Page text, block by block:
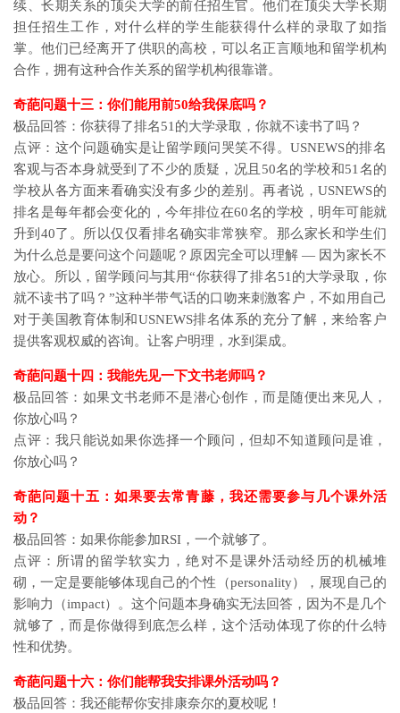
续、长期关系的顶尖大学的前任招生官。他们在顶尖大学长期
担任招生工作，对什么样的学生能获得什么样的录取了如指
掌。他们已经离开了供职的高校，可以名正言顺地和留学机构
合作，拥有这种合作关系的留学机构很靠谱。
奇葩问题十三：你们能用前50给我保底吗？
极品回答：你获得了排名51的大学录取，你就不读书了吗？
点评：这个问题确实是让留学顾问哭笑不得。USNEWS的排名
客观与否本身就受到了不少的质疑，况且50名的学校和51名的
学校从各方面来看确实没有多少的差别。再者说，USNEWS的
排名是每年都会变化的，今年排位在60名的学校，明年可能就
升到40了。所以仅仅看排名确实非常狭窄。那么家长和学生们
为什么总是要问这个问题呢？原因完全可以理解 — 因为家长不
放心。所以，留学顾问与其用“你获得了排名51的大学录取，你
就不读书了吗？”这种半带气话的口吻来刺激客户，不如用自己
对于美国教育体制和USNEWS排名体系的充分了解，来给客户
提供客观权威的咨询。让客户明理，水到渠成。
奇葩问题十四：我能先见一下文书老师吗？
极品回答：如果文书老师不是潜心创作，而是随便出来见人，
你放心吗？
点评：我只能说如果你选择一个顾问，但却不知道顾问是谁，
你放心吗？
奇葩问题十五：如果要去常青藤，我还需要参与几个课外活
动？
极品回答：如果你能参加RSI，一个就够了。
点评：所谓的留学软实力，绝对不是课外活动经历的机械堆
砌，一定是要能够体现自己的个性（personality），展现自己的
影响力（impact）。这个问题本身确实无法回答，因为不是几个
就够了，而是你做得到底怎么样，这个活动体现了你的什么特
性和优势。
奇葩问题十六：你们能帮我安排课外活动吗？
极品回答：我还能帮你安排康奈尔的夏校呢！